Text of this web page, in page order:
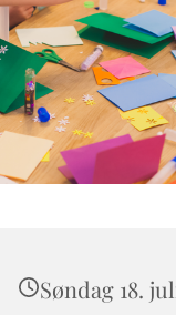
Søndag 18.